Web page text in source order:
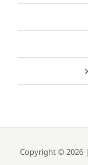
Copyright © 2026 |